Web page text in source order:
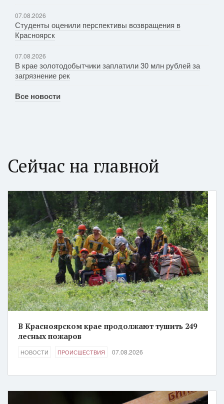
07.08.2026
Студенты оценили перспективы возвращения в
Красноярск
07.08.2026
В крае золотодобытчики заплатили 30 млн рублей за
загрязнение рек
Все новости
Сейчас на главной
В Красноярском крае продолжают тушить 249
лесных пожаров
НОВОСТИ ПРОИСШЕСТВИЯ 07.08.2026